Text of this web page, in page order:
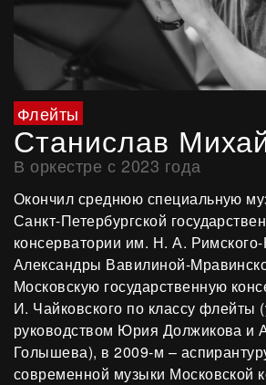
Флейты
Станислав
В оркестре с 2023 года
Окончил среднюю специальную
Санкт-Петербургской
консерватории им. Н. А. Римского-
Александры Вавилиной-
Московскую государственную
И. Чайковского по классу флейты
руководством Юрия Должикова и
Голышева), в 2009-м –
современной музыки Московской